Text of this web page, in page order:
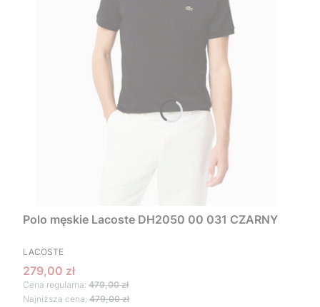
Polo męskie Lacoste DH2050 00 031 CZARNY
PRODUCENT
LACOSTE
Cena promocyjna
279,00 zł
Cena regularna: 479,00 zł
Najniższa cena: 479,00 zł